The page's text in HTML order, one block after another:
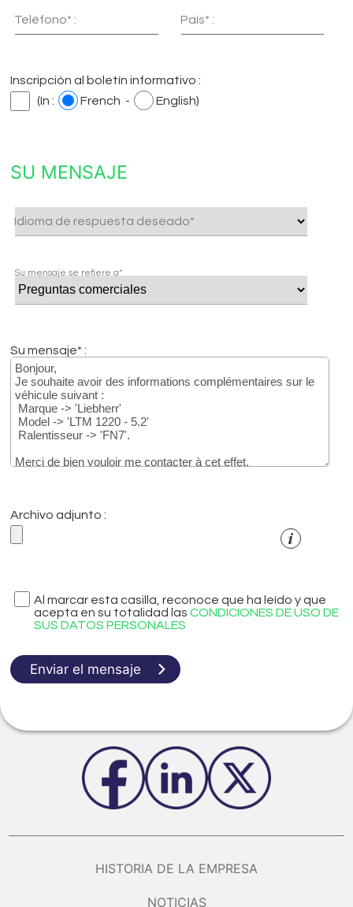
Teléfono* : País* :
Inscripción al boletín informativo :
(In :
French - English)
SU MENSAJE
Idioma de respuesta deseado*
Su mensaje se refiere a*
Su mensaje* :
Archivo adjunto :
Al marcar esta casilla, reconoce que ha leído y que
acepta en su totalidad lasCONDICIONES DE USO DE
SUS DATOS PERSONALES
Enviar el mensaje
HISTORIA DE LA EMPRESA
NOTICIAS